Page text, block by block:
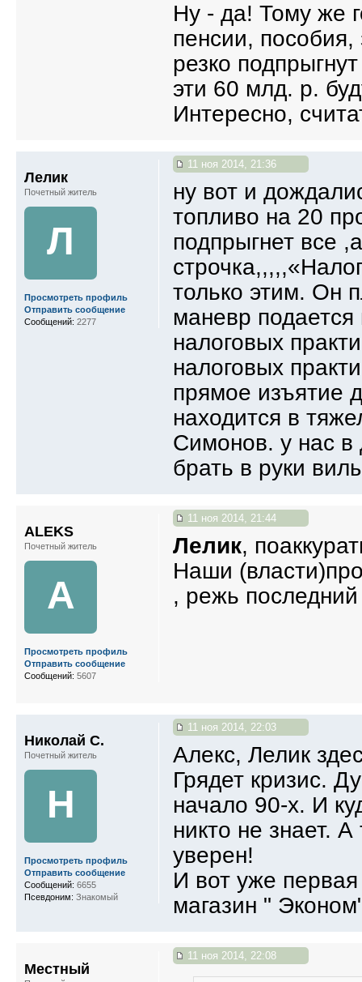
Ну - да! Тому же
пенсии,
резко
эти 60 млд. р.
Интересно,
11 ноя 2014, 21:36
ну вот и
топливо на 20
подпрыгнет все
только этим. Он
маневр
налоговых
налоговых
прямое изъятие
находится в
Симонов. у нас
брать в руки
Лелик
Почетный житель
Л
Просмотреть профиль
Отправить сообщение
Сообщений: 2277
11 ноя 2014, 21:44
Лелик,
Наши
, режь
ALEKS
Почетный житель
A
Просмотреть профиль
Отправить сообщение
Сообщений: 5607
11 ноя 2014, 22:03
Алекс, Лелик
Грядет кризис.
начало 90-х. И
никто не знает.
уверен!
И вот уже первая
магазин "
Николай С.
Почетный житель
Н
Просмотреть профиль
Отправить сообщение
Сообщений: 6655
Псевдоним: Знакомый
11 ноя 2014, 22:08
Местный